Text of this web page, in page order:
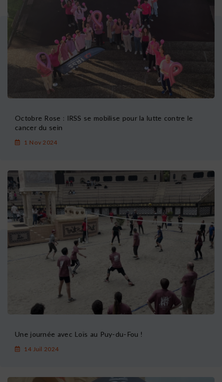
Octobre Rose : IRSS se mobilise pour la lutte contre le
cancer du sein
1 Nov 2024
Une journée avec Loïs au Puy-du-Fou !
14 Juil 2024